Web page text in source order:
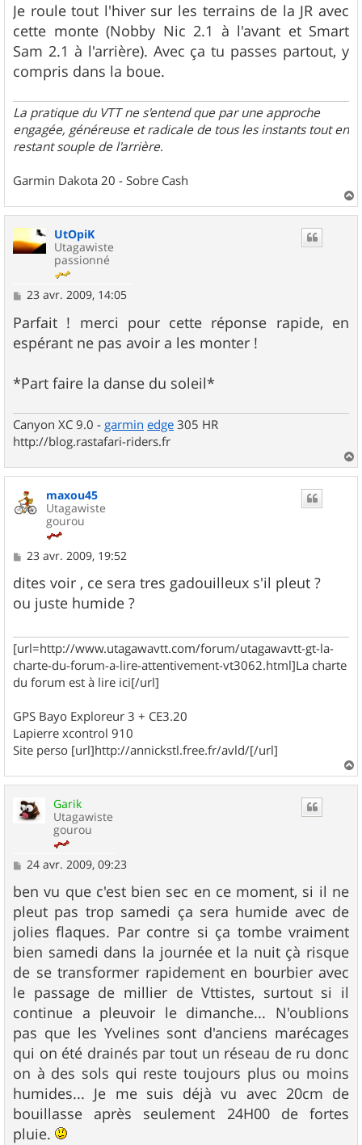
Je roule tout l'hiver sur les terrains de la JR avec
cette monte (Nobby Nic 2.1 à l'avant et Smart
Sam 2.1 à l'arrière). Avec ça tu passes partout, y
compris dans la boue.
La pratique du VTT ne s'entend que par une approche
engagée, généreuse et radicale de tous les instants tout en
restant souple de l'arrière.
Garmin Dakota 20 - Sobre Cash
a
UtOpiK
Utagawiste
passionné
M
s
s
a
23 avr. 2009, 14:05
Parfait ! merci pour cette réponse rapide, en
espérant ne pas avoir a les monter !
*Part faire la danse du soleil*
Canyon XC 9.0 - garmin edge 305 HR
http://blog.rastafari-riders.fr
a
maxou45
Utagawiste
gourou
M
s
s
a
23 avr. 2009, 19:52
dites voir , ce sera tres gadouilleux s'il pleut ?
ou juste humide ?
[url=http://www.utagawavtt.com/forum/utagawavtt-gt-la-
charte-du-forum-a-lire-attentivement-vt3062.html]La charte
du forum est à lire ici[/url]
GPS Bayo Exploreur 3 + CE3.20
Lapierre xcontrol 910
Site perso [url]http://annickstl.free.fr/avld/[/url]
a
Garik
Utagawiste
gourou
M
s
s
a
g
e
24 avr. 2009, 09:23
ben vu que c'est bien sec en ce moment, si il ne
pleut pas trop samedi ça sera humide avec de
jolies flaques. Par contre si ça tombe vraiment
bien samedi dans la journée et la nuit çà risque
de se transformer rapidement en bourbier avec
le passage de millier de Vttistes, surtout si il
continue a pleuvoir le dimanche... N'oublions
pas que les Yvelines sont d'anciens marécages
qui on été drainés par tout un réseau de ru donc
on à des sols qui reste toujours plus ou moins
humides... Je me suis déjà vu avec 20cm de
bouillasse après seulement 24H00 de fortes
pluie.